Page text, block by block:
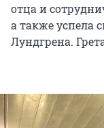
отца и
а также успела
Лундгрена.